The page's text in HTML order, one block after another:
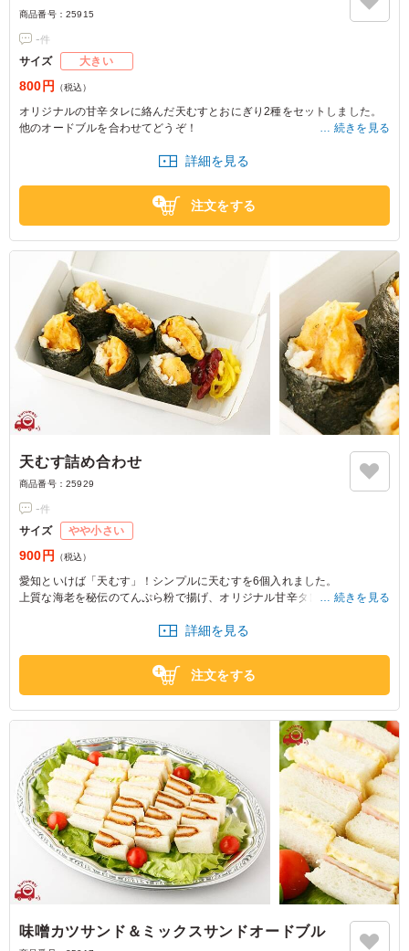
商品番号： 25915
-件
サイズ 大きい
800円 （税込）
オリジナルの甘辛タレに絡んだ天むすとおにぎり2種をセットしました。
他のオードブルを合わせてどうぞ！
※写真は5人前の盛りつけです。
続きを見る
詳細を見る
注文をする
天むす詰め合わせ
商品番号： 25929
-件
サイズ やや小さい
900円 （税込）
愛知といけば「天むす」！シンプルに天むすを6個入れました。
上質な海老を秘伝のてんぷら粉で揚げ、オリジナル甘辛タレをつけており
続きを見る
詳細を見る
注文をする
味噌カツサンド＆ミックスサンドオードブル